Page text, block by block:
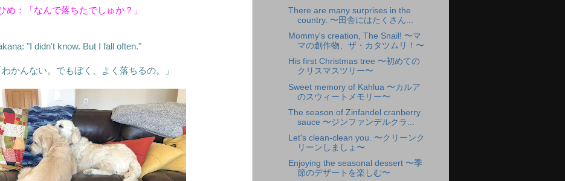
め：「なんで落ちたでしゅか？」
"I didn't know. But I fall often."
かんない。でもぼく、よく落ちるの。」
There are many surprises in the
country. 〜田舎にはたくさん...
Mommy's creation, The Snail! 〜マ
マの創作物、ザ・カタツムリ！〜
His first Christmas tree 〜初めての
クリスマスツリー〜
Sweet memory of Kahlua 〜カルア
のスウィートメモリー〜
The season of Zinfandel cranberry
sauce 〜ジンファンデルクラ...
Let's clean-clean you. 〜クリーンク
リーンしましょ〜
Enjoying the seasonal dessert 〜季
節のデザートを楽しむ〜